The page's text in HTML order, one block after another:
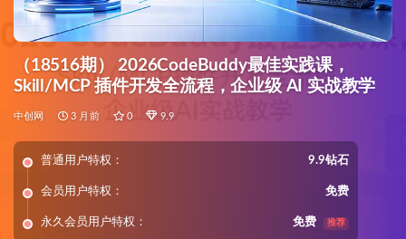
（18516期） 2026CodeBuddy最佳实践课，
Skill/MCP 插件开发全流程，企业级 AI 实战教学
中创网 3 月前 0 9.9
普通用户特权： 9.9钻石
会员用户特权： 免费
永久会员用户特权： 免费 推荐